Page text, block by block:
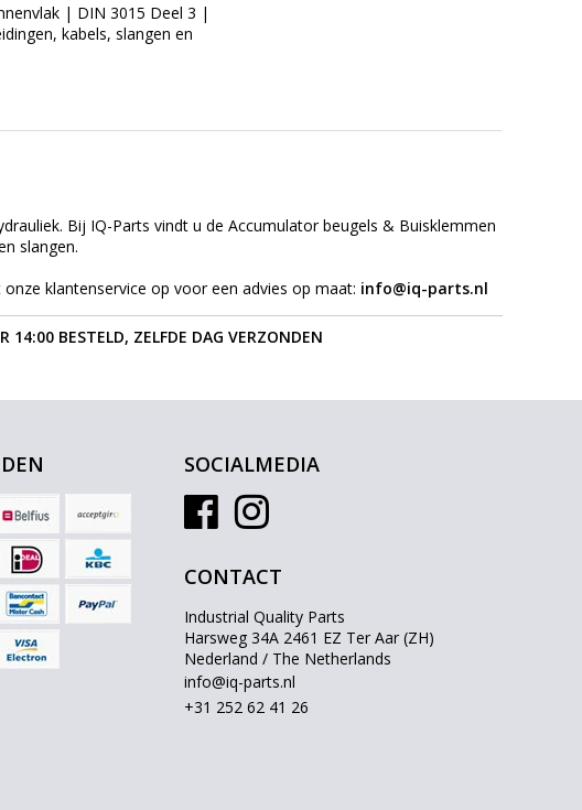
| DIN 3015 Deel 3 |
kabels, slangen en
Bij IQ-Parts vindt u de Accumulator beugels & Buisklemmen
slangen.
klantenservice op voor een advies op maat: info@iq-parts.nl
14:00 BESTELD, ZELFDE DAG VERZONDEN
SOCIALMEDIA
CONTACT
Industrial Quality Parts
Harsweg 34A 2461 EZ Ter Aar (ZH)
Nederland / The Netherlands
info@iq-parts.nl
+31 252 62 41 26